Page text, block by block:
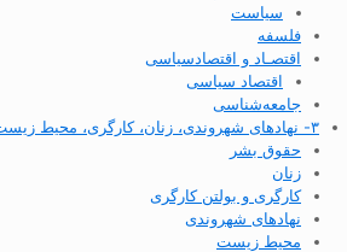
سیاست
فلسفه
اقتصـاد و اقتصاد‌سیاسی
اقتصاد سیاسی
جامعه‌شناسی
۳- نهادهای شهروندی، زنان، کارگری، محیط زیست، و حقوق بشر
حقوق بشر
زنان
کارگری و بولتن کارگری
نهادهای شهروندی
محیط زیست